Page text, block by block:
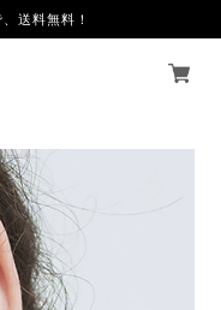
送料無料！